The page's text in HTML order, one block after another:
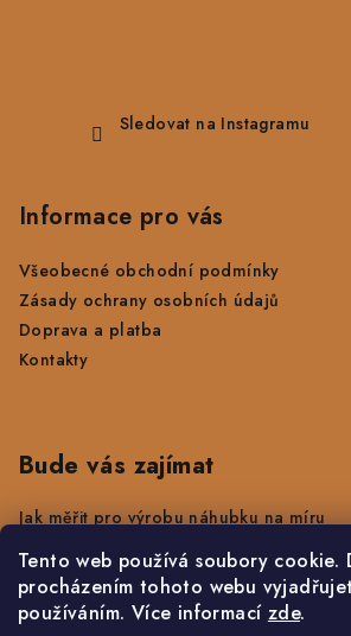
Tento web používá soubory cookie.
procházením tohoto webu
používáním. Více informací zde.
Sledovat na Instagramu
Informace pro vás
Všeobecné obchodní podmínky
Zásady ochrany osobních údajů
Doprava a platba
Kontakty
Bude vás zajímat
Jak měřit pro výrobu náhubku na míru
Jak změřit délku obojku
Údržba výrobků a kovového hardwaru
Hodnocení obchodu